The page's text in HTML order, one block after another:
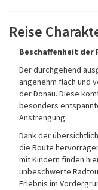
Reise
Beschaffenheit der
Der durchgehend
angenehm flach und
der Donau. Diese
besonders
Anstrengung.
Dank der
die Route
mit Kindern finden
unbeschwerte
Erlebnis im